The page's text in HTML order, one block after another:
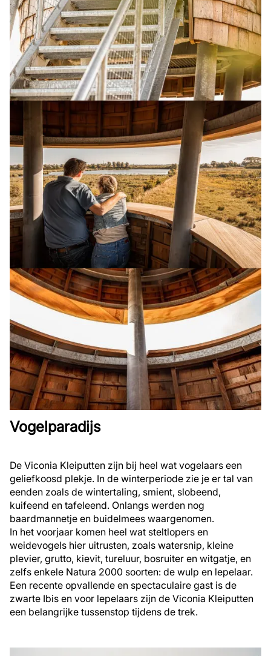
Vogelparadijs
De Viconia Kleiputten zijn bij heel wat vogelaars een
geliefkoosd plekje. In de winterperiode zie je er tal van
eenden zoals de wintertaling, smient, slobeend,
kuifeend en tafeleend. Onlangs werden nog
baardmannetje en buidelmees waargenomen.
In het voorjaar komen heel wat steltlopers en
weidevogels hier uitrusten, zoals watersnip, kleine
plevier, grutto, kievit, tureluur, bosruiter en witgatje, en
zelfs enkele Natura 2000 soorten: de wulp en lepelaar.
Een recente opvallende en spectaculaire gast is de
zwarte Ibis en voor lepelaars zijn de Viconia Kleiputten
een belangrijke tussenstop tijdens de trek.